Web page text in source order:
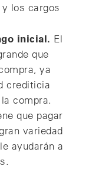
los cargos
inicial. El
que
ya
crediticia
compra.
que pagar
variedad
ayudarán a